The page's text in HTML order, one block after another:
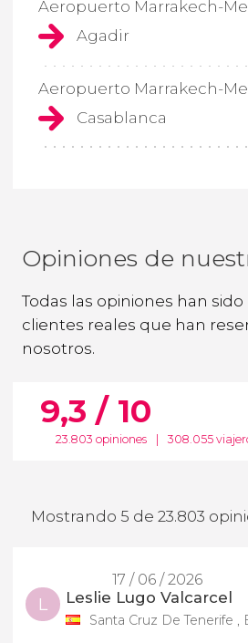
Aeropuerto Marrakech-
Agadir
Aeropuerto Marrakech-
Casablanca
Opiniones de
Todas las opiniones han
clientes reales que han
nosotros.
9,3 / 10
23.803 opiniones 308.055
Mostrando 5 de 23.803
17 / 06 / 2026
L Leslie Lugo Valcarcel
Santa Cruz De Tenerife ,